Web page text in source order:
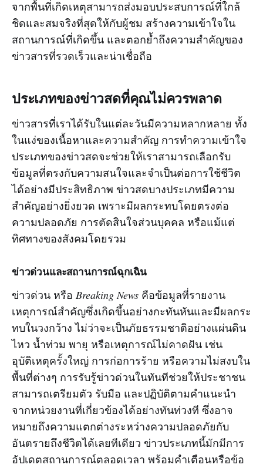
จากพื้นที่เกิดเหตุสามารถส่งมอบประสบการณ์ที่ใกล้
ชิดและสมจริงที่สุดให้กับผู้ชม สร้างความเข้าใจใน
สถานการณ์ที่เกิดขึ้น และตอกย้ำถึงความสำคัญของ
ข่าวสารที่รวดเร็วและน่าเชื่อถือ
ประเภทของข่าวสดที่คุณไม่ควรพลาด
ข่าวสารที่เราได้รับในแต่ละวันมีความหลากหลาย ทั้ง
ในแง่ของเนื้อหาและความสำคัญ การทำความเข้าใจ
ประเภทของข่าวสดจะช่วยให้เราสามารถเลือกรับ
ข้อมูลที่ตรงกับความสนใจและจำเป็นต่อการใช้ชีวิต
ได้อย่างมีประสิทธิภาพ ข่าวสดบางประเภทมีความ
สำคัญอย่างยิ่งยวด เพราะมีผลกระทบโดยตรงต่อ
ความปลอดภัย การตัดสินใจส่วนบุคคล หรือแม้แต่
ทิศทางของสังคมโดยรวม
ข่าวด่วนและสถานการณ์ฉุกเฉิน
ข่าวด่วน หรือ Breaking News คือข้อมูลที่รายงาน
เหตุการณ์สำคัญซึ่งเกิดขึ้นอย่างกะทันหันและมีผลกระ
ทบในวงกว้าง ไม่ว่าจะเป็นภัยธรรมชาติอย่างแผ่นดิน
ไหว น้ำท่วม พายุ หรือเหตุการณ์ไม่คาดฝัน เช่น
อุบัติเหตุครั้งใหญ่ การก่อการร้าย หรือความไม่สงบใน
พื้นที่ต่างๆ การรับรู้ข่าวด่วนในทันทีช่วยให้ประชาชน
สามารถเตรียมตัว รับมือ และปฏิบัติตามคำแนะนำ
จากหน่วยงานที่เกี่ยวข้องได้อย่างทันท่วงที ซึ่งอาจ
หมายถึงความแตกต่างระหว่างความปลอดภัยกับ
อันตรายถึงชีวิตได้เลยทีเดียว ข่าวประเภทนี้มักมีการ
อัปเดตสถานการณ์ตลอดเวลา พร้อมคำเตือนหรือข้อ